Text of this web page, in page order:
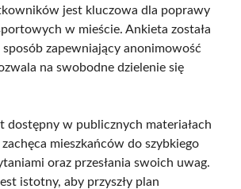
jest kluczowa dla poprawy
w mieście. Ankieta została
zapewniający anonimowość
na swobodne dzielenie się
dostępny w publicznych materiałach
mieszkańców do szybkiego
oraz przesłania swoich uwag.
istotny, aby przyszły plan